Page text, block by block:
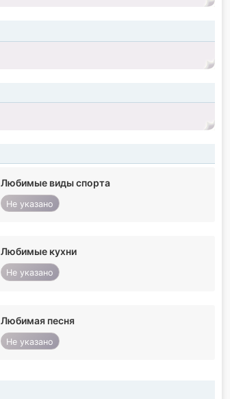
Любимые виды спорта
Не указано
Любимые кухни
Не указано
Любимая песня
Не указано